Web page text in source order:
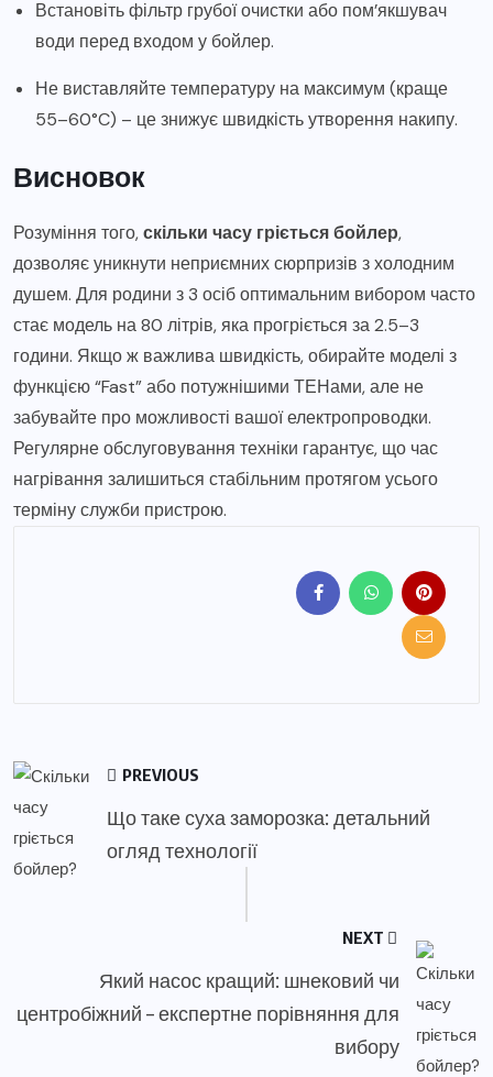
Встановіть фільтр грубої очистки або пом’якшувач
води перед входом у бойлер.
Не виставляйте температуру на максимум (краще
55–60°C) – це знижує швидкість утворення накипу.
Висновок
Розуміння того,скільки часу гріється бойлер,
дозволяє уникнути неприємних сюрпризів з холодним
душем. Для родини з 3 осіб оптимальним вибором часто
стає модель на 80 літрів, яка прогріється за 2.5–3
години. Якщо ж важлива швидкість, обирайте моделі з
функцією “Fast” або потужнішими ТЕНами, але не
забувайте про можливості вашої електропроводки.
Регулярне обслуговування техніки гарантує, що час
нагрівання залишиться стабільним протягом усього
терміну служби пристрою.
PREVIOUS
Що таке суха заморозка: детальний
огляд технології
NEXT
Який насос кращий: шнековий чи
центробіжний – експертне порівняння для
вибору